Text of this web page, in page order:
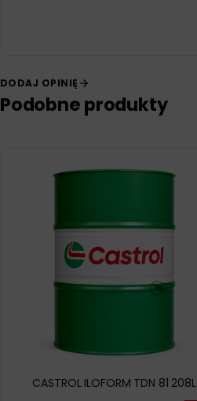
DODAJ OPINIĘ
Podobne produkty
CASTROL ILOFORM TDN 81 208L